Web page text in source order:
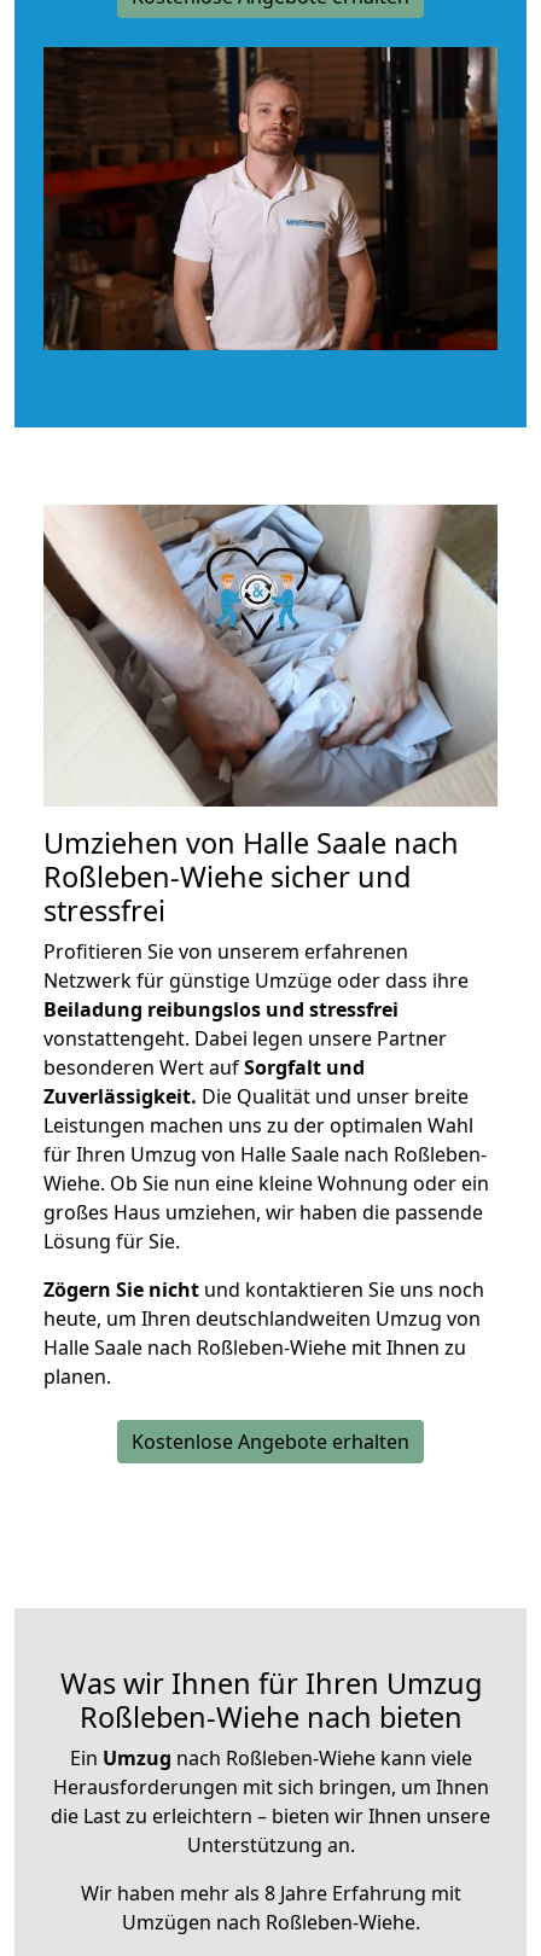
Umziehen von Halle Saale nach
Roßleben-Wiehe sicher und
stressfrei
Profitieren Sie von unserem erfahrenen
Netzwerk für günstige Umzüge oder dass ihre
Beiladung reibungslos und stressfrei
vonstattengeht. Dabei legen unsere Partner
besonderen Wert aufSorgfalt und
Zuverlässigkeit. Die Qualität und unser breite
Leistungen machen uns zu der optimalen Wahl
für Ihren Umzug von Halle Saale nach Roßleben-
Wiehe. Ob Sie nun eine kleine Wohnung oder ein
großes Haus umziehen, wir haben die passende
Lösung für Sie.
Zögern Sie nicht und kontaktieren Sie uns noch
heute, um Ihren deutschlandweiten Umzug von
Halle Saale nach Roßleben-Wiehe mit Ihnen zu
planen.
Kostenlose Angebote erhalten
Was wir Ihnen für Ihren Umzug
Roßleben-Wiehe nach bieten
Ein Umzug nach Roßleben-Wiehe kann viele
Herausforderungen mit sich bringen, um Ihnen
die Last zu erleichtern – bieten wir Ihnen unsere
Unterstützung an.
Wir haben mehr als 8 Jahre Erfahrung mit
Umzügen nach Roßleben-Wiehe.